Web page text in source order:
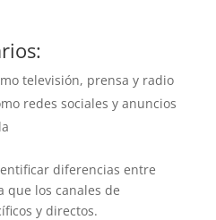
televisión, prensa y radio
redes sociales y anuncios
diferencias entre
que los canales de
y directos.